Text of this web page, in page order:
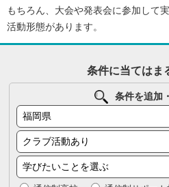
東海
近畿
もちろん、大会や発表会に参加して
活動形態があります。
条件に当てはま
条件を追加